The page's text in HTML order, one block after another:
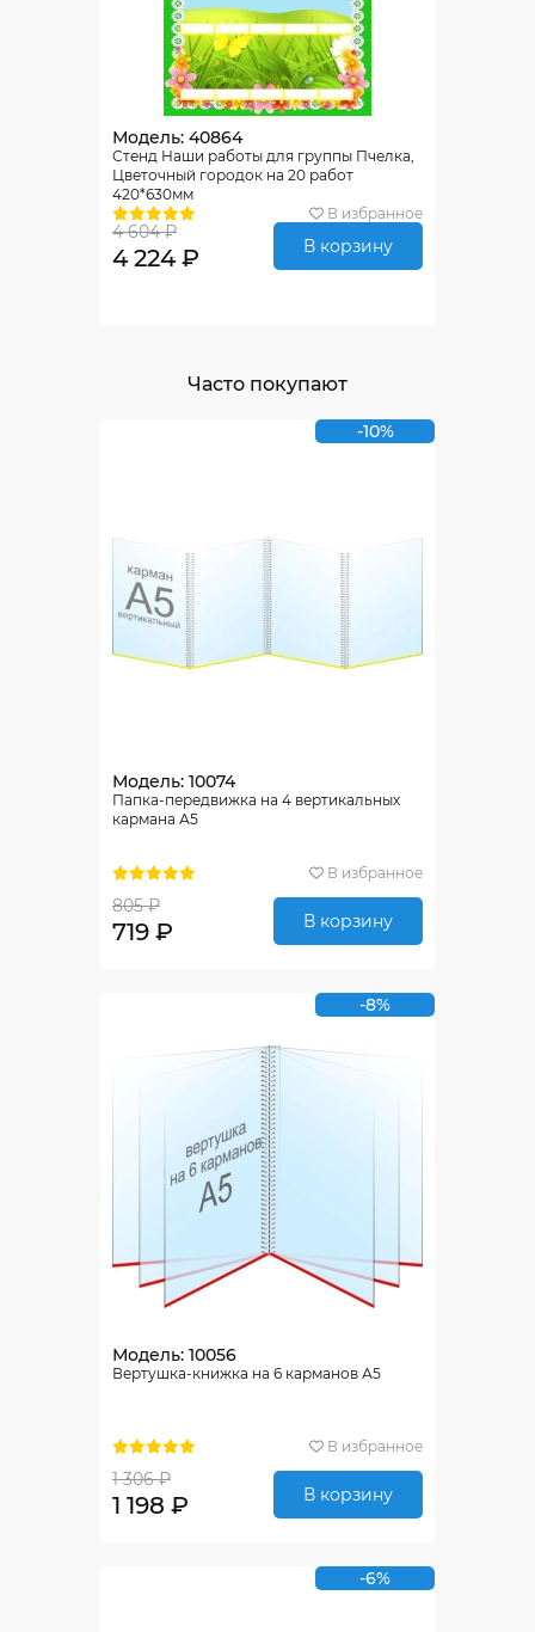
Модель: 40864
Стенд Наши работы для группы Пчелка,
Цветочный городок на 20 работ
420*630мм
В избранное
4 604 ₽
4 224 ₽ В корзину
Часто покупают
-10%
Модель: 10074
Папка-передвижка на 4 вертикальных
кармана А5
В избранное
805 ₽
719 ₽ В корзину
-8%
Модель: 10056
Вертушка-книжка на 6 карманов А5
В избранное
1 306 ₽
1 198 ₽ В корзину
-6%